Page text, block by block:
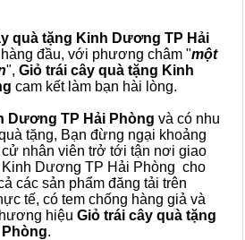
quà tặng Kinh Dương TP Hải
hàng đầu, với phương châm "một
", Giỏ trái cây quà tặng Kinh
cam kết làm bạn hài lòng.
Dương TP Hải Phòng và có nhu
tặng, Bạn đừng ngại khoảng
nhân viên trở tới tận nơi giao
Kinh Dương TP Hải Phòng cho
các sản phẩm đăng tải trên
tế, có tem chống hàng giả và
hiệu Giỏ trái cây quà tặng
.